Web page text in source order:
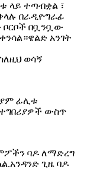
ላይ ተጣብቋል ፣
በራዲዮግራፊ
ቦርቦች በቧንቧው
አንገት
ወሳኝ
ፊሊቱ
ውስጥ
ባዶ ለማድረግ
ጊዜ ባዶ